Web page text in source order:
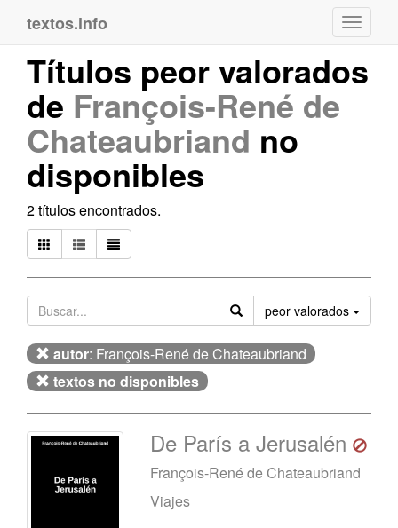
textos.info
Títulos peor valorados
de François-René de
Chateaubriand no
disponibles
2 títulos encontrados.
peor valorados
autor: François-René de Chateaubriand
textos no disponibles
De París a Jerusalén
François-René de Chateaubriand
Viajes